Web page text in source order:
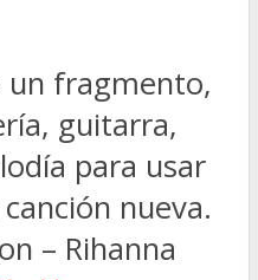
un fragmento,
guitarra,
para usar
nueva.
– Rihanna